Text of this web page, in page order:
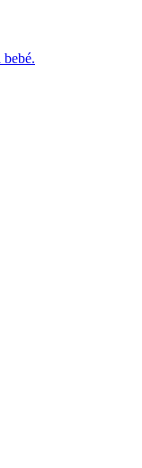
bebé.